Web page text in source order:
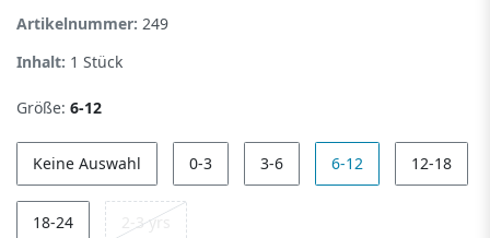
Artikelnummer: 249
Inhalt: 1 Stück
Größe: 6-12
Keine Auswahl 0-3 3-6 6-12 12-18
18-24 2-3 yrs